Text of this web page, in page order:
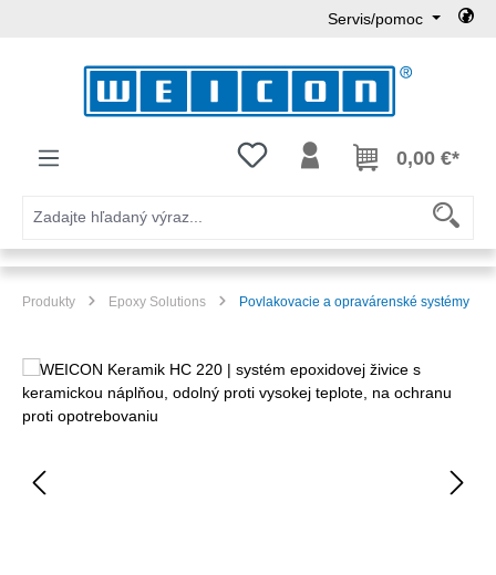
Servis/pomoc
Máte 0 položky zoznamu želaní
0,00 €*
Produkty Epoxy Solutions Povlakovacie a opravárenské systémy
Preskočiť galériu obrázkov